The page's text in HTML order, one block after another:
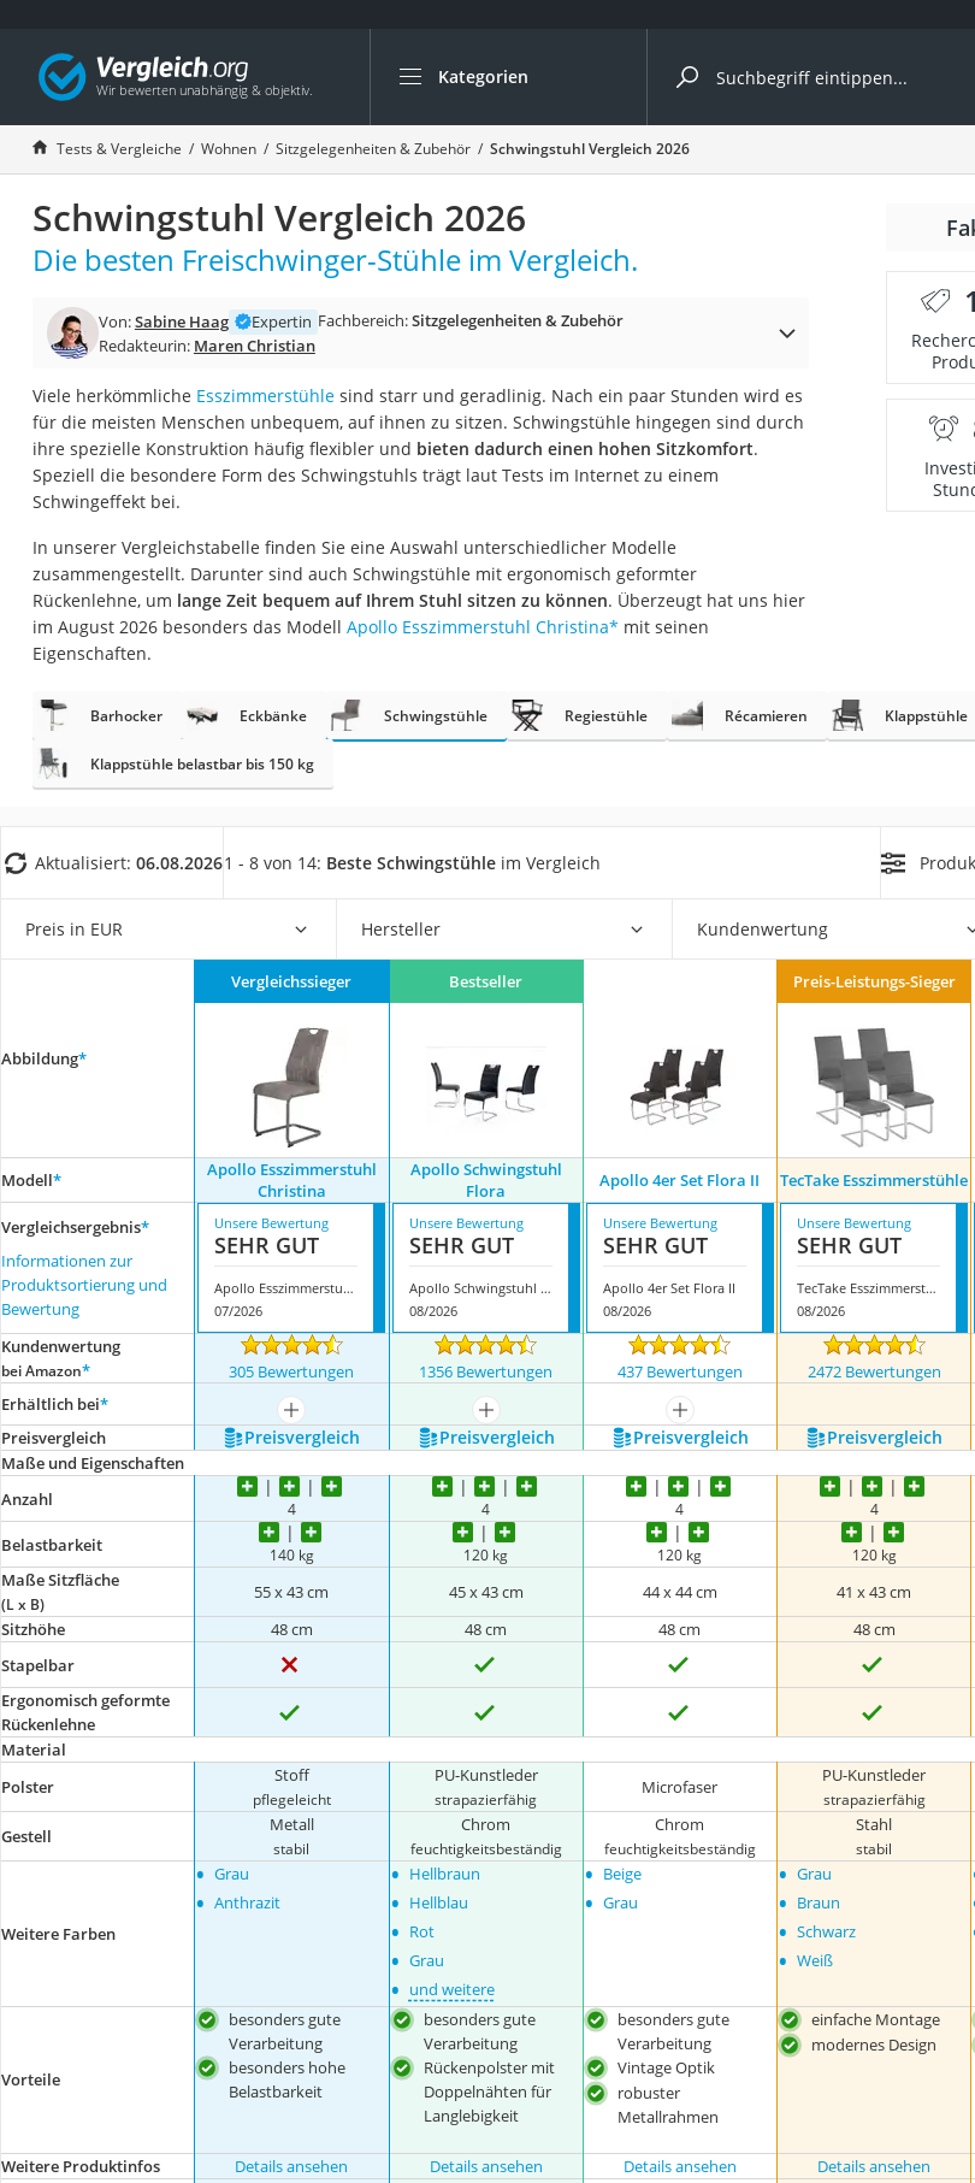
Kategorien
Die beliebtesten Vergleiche nach Kategorie
Wohnen
Matratzen-Topper
Matratzen
Konferenzlautsprecher
Badlüfter
Bürohocker
Außenleuchte mit Kamera
Ozongeneratoren
Konferenzmikrofon
Klappmatratze
Duschkopf mit Kalkfilter
Bettgitter
Spannbettlaken
Höhenverstellbarer Schreibtisch
Service
Tests & Vergleiche Wohnen Sitzgelegenheiten & Zubehör Schwingstuhl Vergleich 2026
Schwingstuhl Vergleich 2026
Die besten Freischwinger-Stühle im Vergleich.
Von:Sabine Haag Expertin Fachbereich:Sitzgelegenheiten & Zubehör
Redakteurin: Maren Christian
Viele herkömmliche Esszimmerstühlesind starr und geradlinig. Nach ein paar Stunden wird es
für die meisten Menschen unbequem, auf ihnen zu sitzen. Schwingstühle hingegen sind durch
ihre spezielle Konstruktion häufig flexibler und bieten dadurch einen hohen Sitzkomfort.
Speziell die besondere Form des Schwingstuhls trägt laut Tests im Internet zu einem
Schwingeffekt bei.
In unserer Vergleichstabelle finden Sie eine Auswahl unterschiedlicher Modelle
zusammengestellt. Darunter sind auch Schwingstühle mit ergonomisch geformter
Rückenlehne, um lange Zeit bequem auf Ihrem Stuhl sitzen zu können. Überzeugt hat uns hier
im August 2026 besonders das Modell Apollo Esszimmerstuhl Christina* mit seinen
Eigenschaften.
Barhocker Eckbänke Schwingstühle Regiestühle Récamieren Klappstühle
Klappstühle belastbar bis 150 kg
Aktualisiert: 06.08.20261 - 8 von 14: Beste Schwingstühle im Vergleich
Preis in EUR Hersteller Kundenwertung
Abbildung*
Vergleichssieger Bestseller Preis-Leistungs-Sieger
Modell*
Apollo Esszimmerstuhl
Christina
Apollo Schwingstuhl
Flora
Apollo 4er Set Flora II TecTake Esszimmerstühle
Vergleichsergebnis*
Informationen zur
Produktsortierung und
Bewertung
Unsere Bewertung
SEHR GUT
Apollo Esszimmerstuhl Christina
07/2026
Unsere Bewertung
SEHR GUT
Apollo Schwingstuhl Flora
08/2026
Unsere Bewertung
SEHR GUT
Apollo 4er Set Flora II
08/2026
Unsere Bewertung
SEHR GUT
TecTake Esszimmerstühle
08/2026
Kundenwertung
bei Amazon* 305 Bewertungen 1356 Bewertungen 437 Bewertungen 2472 Bewertungen
Erhältlich bei*
mehr anzeigen mehr anzeigen mehr anzeigen
Preis­vergleich
Preis­vergleich Preis­vergleich Preis­vergleich Preis­vergleich
Maße und Eigenschaften
Anzahl
4 4 4 4
Belastbarkeit 140 kg 120 kg 120 kg 120 kg
Maße Sitzfläche
(L x B)
55 x 43 cm 45 x 43 cm 44 x 44 cm 41 x 43 cm
Sitzhöhe
48 cm 48 cm 48 cm 48 cm
Stapelbar
Ergonomisch geformte
Rückenlehne
Material
Polster
Stoff
pflegeleicht
PU-Kunstleder
strapazierfähig
Microfaser
PU-Kunstleder
strapazierfähig
Gestell
Metall
stabil
Chrom
feuchtigkeitsbeständig
Chrom
feuchtigkeitsbeständig
Stahl
stabil
Weitere Farben
• Grau
• Anthrazit
• Hellbraun
• Hellblau
• Rot
• Grau
• und weitere
• Beige
• Grau
• Grau
• Braun
• Schwarz
• Weiß
Vorteile
besonders gute
Verarbeitung
besonders hohe
Belastbarkeit
besonders gute
Verarbeitung
Rückenpolster mit
Doppelnähten für
Langlebigkeit
besonders gute
Verarbeitung
Vintage Optik
robuster
Metallrahmen
einfache Montage
modernes Design
Weitere Produktinfos Details ansehen Details ansehen Details ansehen Details ansehen